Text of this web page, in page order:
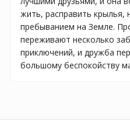
жить, расправить крылья,
пребыванием на Земле.
переживают несколько
приключений, и дружба
большому беспокойству